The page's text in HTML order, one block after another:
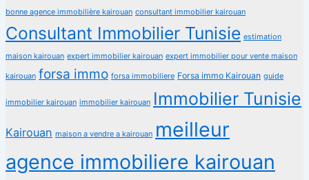
bonne agence immobilière kairouan consultant immobilier kairouan
Consultant Immobilier Tunisie estimation
maison kairouan expert immobilier kairouan expert immobilier pour vente maison
kairouan forsa immo forsa immobiliere Forsa immo Kairouan guide
immobilier kairouan immobilier kairouan Immobilier Tunisie
Kairouan maison a vendre a kairouan meilleur
agence immobiliere kairouan